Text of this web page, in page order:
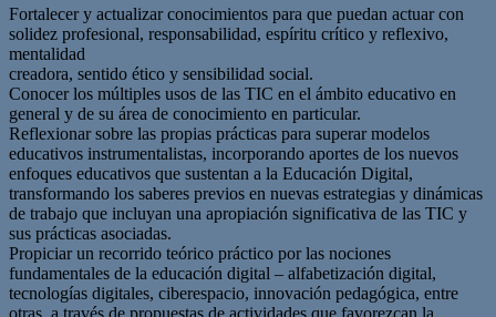
Fortalecer y actualizar conocimientos para que puedan actuar con
solidez profesional, responsabilidad, espíritu crítico y reflexivo,
mentalidad
creadora, sentido ético y sensibilidad social.
Conocer los múltiples usos de las TIC en el ámbito educativo en
general y de su área de conocimiento en particular.
Reflexionar sobre las propias prácticas para superar modelos
educativos instrumentalistas, incorporando aportes de los nuevos
enfoques educativos que sustentan a la Educación Digital,
transformando los saberes previos en nuevas estrategias y dinámicas
de trabajo que incluyan una apropiación significativa de las TIC y
sus prácticas asociadas.
Propiciar un recorrido teórico práctico por las nociones
fundamentales de la educación digital – alfabetización digital,
tecnologías digitales, ciberespacio, innovación pedagógica, entre
otras, a través de propuestas de actividades que favorezcan la